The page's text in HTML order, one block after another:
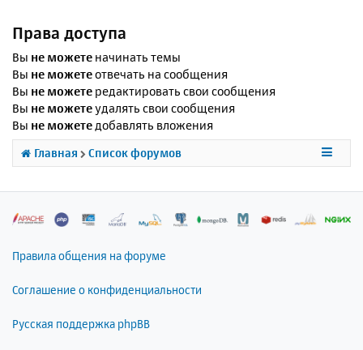
Права доступа
Вы не можете начинать темы
Вы не можетеотвечать на сообщения
Вы не можете редактировать свои сообщения
Вы не можетеудалять свои сообщения
Вы не можетедобавлять вложения
Главная Список форумов
Правила общения на форуме
Соглашение о конфиденциальности
Русская поддержка phpBB